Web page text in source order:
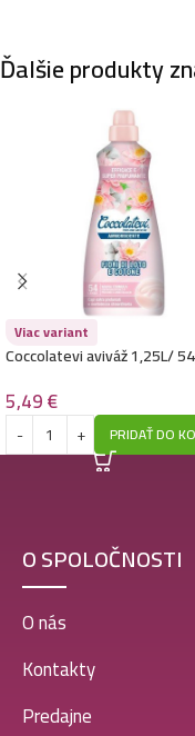
Ďalšie produkty
Viac variant
Coccolatevi aviváž 1,25L/
5,49€
PRIDAŤ DO
O SPOLOČNOSTI
O nás
Kontakty
Predajne